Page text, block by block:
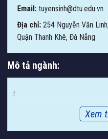
Email: tuyensinh@dtu.edu.vn
Địa chỉ: 254 Nguyễn Văn
Quận Thanh Khê, Đà Nẵng
Mô tả ngành:
d
Xem